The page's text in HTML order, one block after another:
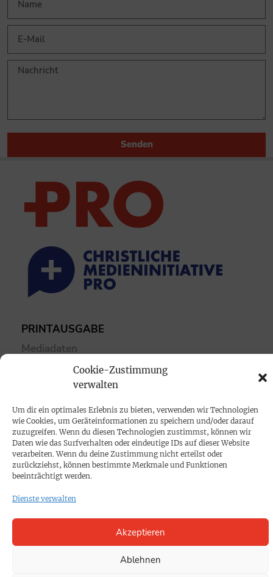
Cookie-Zustimmung
verwalten
Um dir ein optimales Erlebnis zu bieten, verwenden wir Technologien
wie Cookies, um Geräteinformationen zu speichern und/oder darauf
zuzugreifen. Wenn du diesen Technologien zustimmst, können wir
Daten wie das Surfverhalten oder eindeutige IDs auf dieser Website
verarbeiten. Wenn du deine Zustimmung nicht erteilst oder
zurückziehst, können bestimmte Merkmale und Funktionen
beeinträchtigt werden.
Dienste verwalten
Akzeptieren
Ablehnen
Senden
PRINTAUSGABE
Mediadaten
PROKOMPAKT
Impressum
SPENDEN
Datenschutz
KONTAKT